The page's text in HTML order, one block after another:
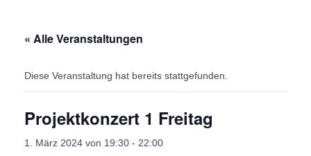
« Alle Veranstaltungen
Diese Veranstaltung hat bereits stattgefunden.
Projektkonzert 1 Freitag
1. März 2024 von 19:30 - 22:00